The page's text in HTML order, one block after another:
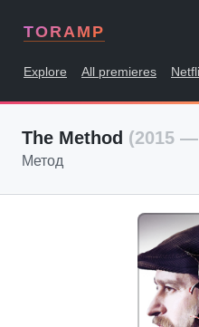
TORAMP
Explore All premieres
The Method (2015 —
Метод